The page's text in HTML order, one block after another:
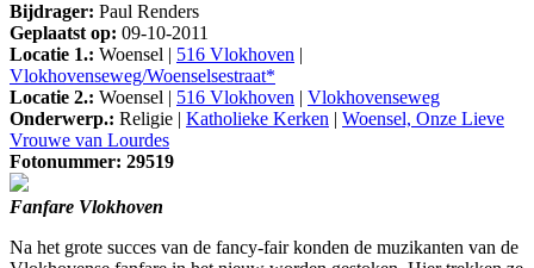
Bijdrager: Paul Renders
Geplaatst op: 09-10-2011
Locatie 1.: Woensel | 516 Vlokhoven |
Vlokhovenseweg/Woenselsestraat*
Locatie 2.: Woensel | 516 Vlokhoven | Vlokhovenseweg
Onderwerp.: Religie | Katholieke Kerken | Woensel, Onze Lieve
Vrouwe van Lourdes
Fotonummer: 29519
Fanfare Vlokhoven
Na het grote succes van de fancy-fair konden de muzikanten van de